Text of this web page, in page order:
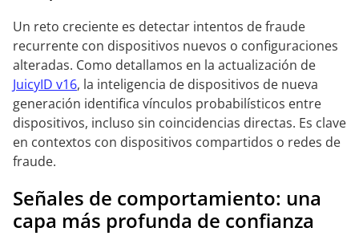
Un reto creciente es detectar intentos de fraude
recurrente con dispositivos nuevos o configuraciones
alteradas. Como detallamos en la actualización de
JuicyID v16, la inteligencia de dispositivos de nueva
generación identifica vínculos probabilísticos entre
dispositivos, incluso sin coincidencias directas. Es clave
en contextos con dispositivos compartidos o redes de
fraude.
Señales de comportamiento: una
capa más profunda de confianza